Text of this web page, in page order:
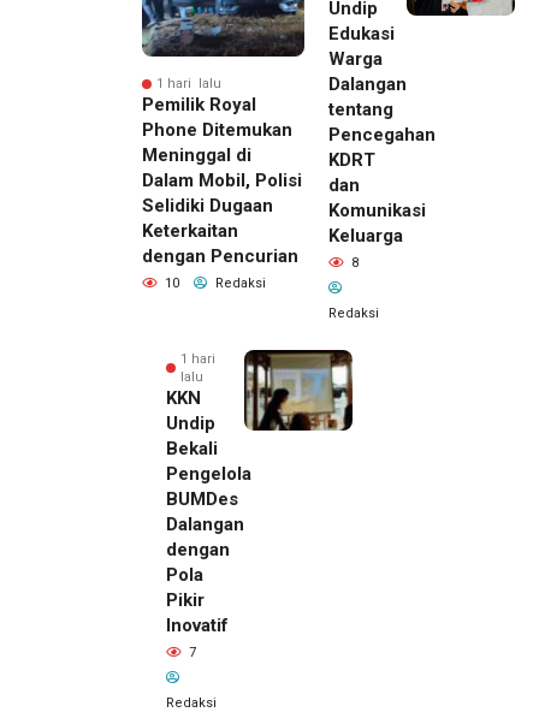
1 hari lalu
Pemilik Royal
Phone Ditemukan
Meninggal di
Dalam Mobil, Polisi
Selidiki Dugaan
Keterkaitan
dengan Pencurian
10 Redaksi
Undip
Edukasi
Warga
Dalangan
tentang
Pencegahan
KDRT
dan
Komunikasi
Keluarga
8
Redaksi
1 hari
lalu
KKN
Undip
Bekali
Pengelola
BUMDes
Dalangan
dengan
Pola
Pikir
Inovatif
7
Redaksi
1 hari lalu
Pemilik
Royal
Phone